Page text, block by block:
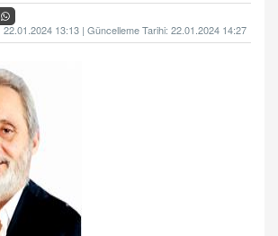
22.01.2024 13:13 | Güncelleme Tarihi: 22.01.2024 14:27